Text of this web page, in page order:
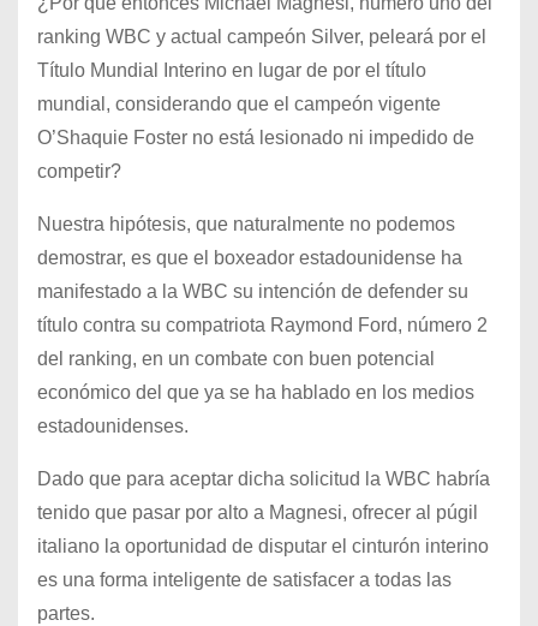
ranking WBC y actual campeón Silver, peleará por el
Título Mundial Interino en lugar de por el título
mundial, considerando que el campeón vigente
O’Shaquie Foster no está lesionado ni impedido de
competir?
Nuestra hipótesis, que naturalmente no podemos
demostrar, es que el boxeador estadounidense ha
manifestado a la WBC su intención de defender su
título contra su compatriota Raymond Ford, número 2
del ranking, en un combate con buen potencial
económico del que ya se ha hablado en los medios
estadounidenses.
Dado que para aceptar dicha solicitud la WBC habría
tenido que pasar por alto a Magnesi, ofrecer al púgil
italiano la oportunidad de disputar el cinturón interino
es una forma inteligente de satisfacer a todas las
partes.